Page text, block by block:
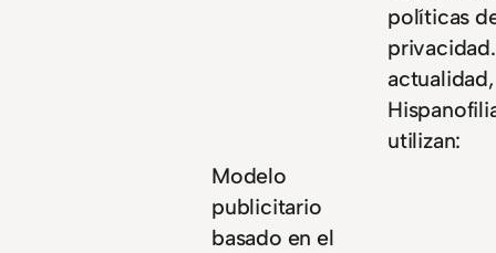
políticas
actualidad,
utilizan:
Modelo
publicitario
basado en el